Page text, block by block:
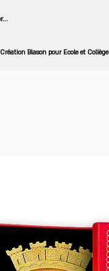
Création Blason pour Ecole et Collège